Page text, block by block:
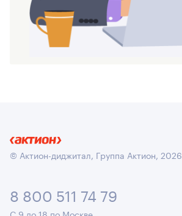
© Актион-диджитал, Группа Актион, 2026
8 800 511 74 79